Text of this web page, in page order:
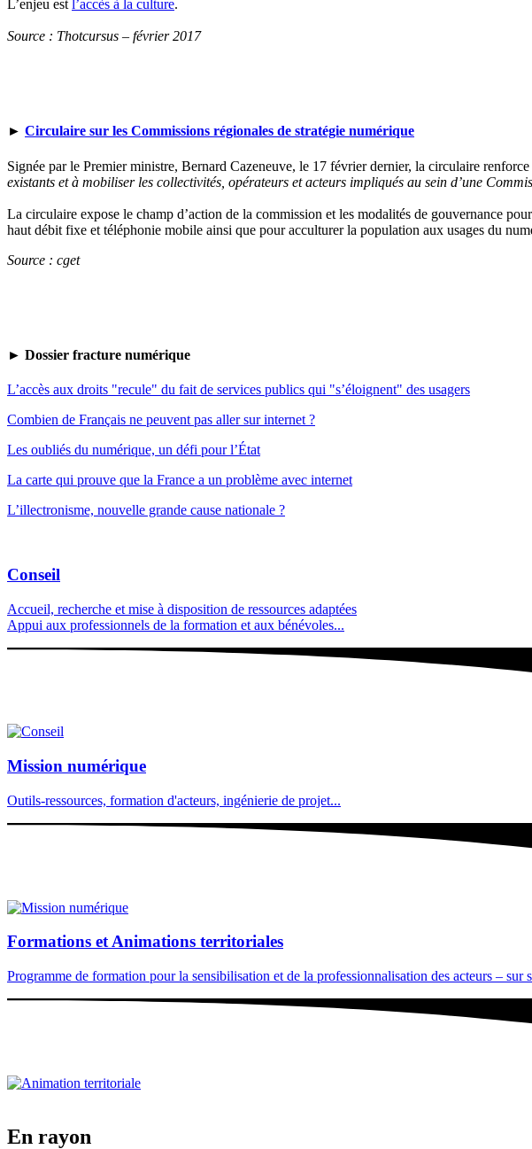
L’enjeu est l’accès à la culture.
Source : Thotcursus – février 2017
► Circulaire sur les Commissions régionales de stratégie numérique
Signée par le Premier ministre, Bernard Cazeneuve, le 17 février dernier, la circulaire
existants et à mobiliser les collectivités, opérateurs et acteurs impliqués au sein d’une
La circulaire expose le champ d’action de la commission et les modalités de gouvernance
haut débit fixe et téléphonie mobile ainsi que pour acculturer la population aux usages du
Source : cget
► Dossier fracture numérique
L’accès aux droits "recule" du fait de services publics qui "s’éloignent" des usagers
Combien de Français ne peuvent pas aller sur internet ?
Les oubliés du numérique, un défi pour l’État
La carte qui prouve que la France a un problème avec internet
L’illectronisme, nouvelle grande cause nationale ?
Conseil
Accueil, recherche et mise à disposition de ressources adaptées
Appui aux professionnels de la formation et aux bénévoles...
Mission numérique
Outils-ressources, formation d'acteurs, ingénierie de projet...
Formations et Animations territoriales
Programme de formation pour la sensibilisation et de la professionnalisation des acteurs – sur
En rayon